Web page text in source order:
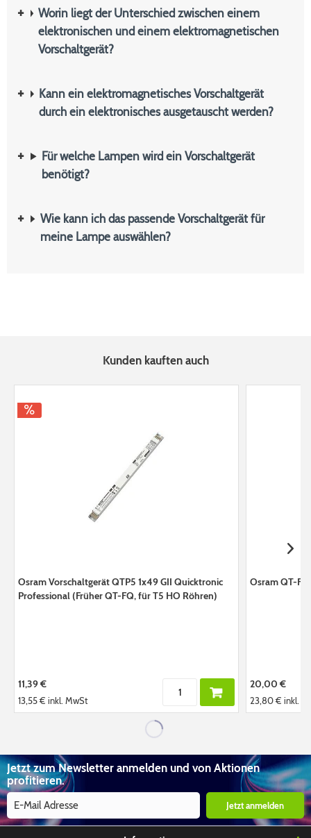
Worin liegt der Unterschied zwischen einem
elektronischen und einem elektromagnetischen
Vorschaltgerät?
Kann ein elektromagnetisches Vorschaltgerät
durch ein elektronisches ausgetauscht werden?
Für welche Lampen wird ein Vorschaltgerät
benötigt?
Wie kann ich das passende Vorschaltgerät für
meine Lampe auswählen?
Kunden kauften auch
Osram Vorschaltgerät QTP5 1x49 GII Quicktronic
Professional (Früher QT-FQ, für T5 HO Röhren)
11,39 €
13,55 € inkl. MwSt
Osram QT-
20,00 €
23,80 €inkl.
Jetzt zum Newsletter anmelden und von Aktionen
profitieren.
Jetzt anmelden